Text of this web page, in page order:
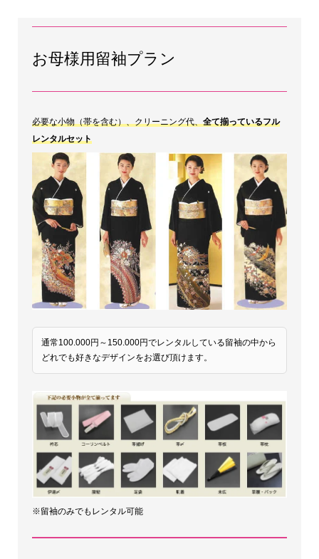
お母様用留袖プラン
必要な小物（帯を含む）、クリーニング代、 全て揃っているフル
レンタルセット
通常100.000円～150.000円でレンタルしている留袖の中から
どれでも好きなデザインをお選び頂けます。
※留袖のみでもレンタル可能